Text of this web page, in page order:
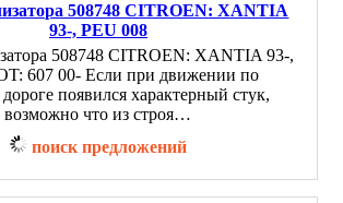
508748 CITROEN: XANTIA
93-, PEU 008
508748 CITROEN: XANTIA 93-,
607 00- Если при движении по
появился характерный стук,
возможно что из строя…
поиск предложений